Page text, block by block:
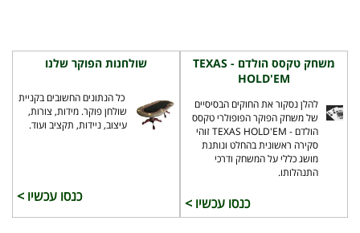
משחק טקסס הולדם - TEXAS
HOLD'EM
להלן נסקור את החוקים הבסיסיים
של משחק הפוקר הפופולרי טקסס
הולדם - TEXAS HOLD'EM זוהי
סקירה ראשונית בהחלט ונותנת
מושג כללי על המשחק ודרכי
התנהלותו.
כנסו עכשיו >
שולחנות הפוקר שלנו
כל הנתונים החשובים בקניית
שולחן פוקר. מידות, צורות,
עיצוב, ניידות, תקציב ועוד.
כנסו עכשיו >